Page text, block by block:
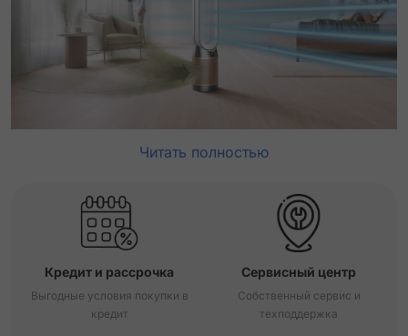
Читать полностью
Кредит и рассрочка
Выгодные условия покупки в
кредит
Сервисный центр
Собственный сервис и
техподдержка